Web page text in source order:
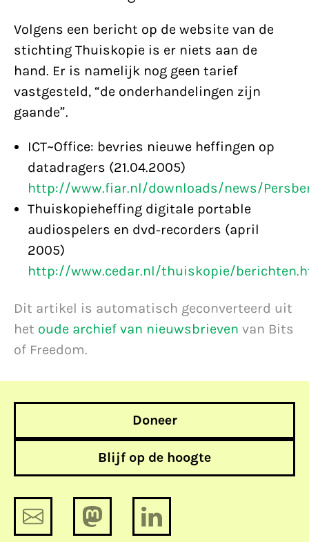
Volgens een bericht op de website van de
stichting Thuiskopie is er niets aan de
hand. Er is namelijk nog geen tarief
vastgesteld, “de onderhandelingen zijn
gaande”.
ICT~Office: bevries nieuwe heffingen op
datadragers (21.04.2005)
http://www.fiar.nl/downloads/news/
Thuiskopieheffing digitale portable
audiospelers en dvd-recorders (april
2005)
http://www.cedar.nl/thuiskopie/
Dit artikel is automatisch geconverteerd uit
het oude archief van nieuwsbrieven van Bits
of Freedom.
Doneer
Blijf op de hoogte